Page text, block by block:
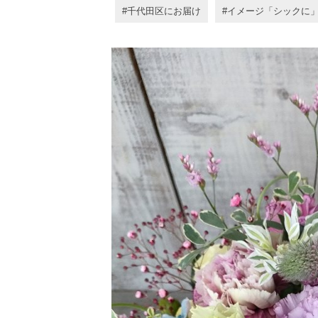
千代田区にお届け イメージ「シックに